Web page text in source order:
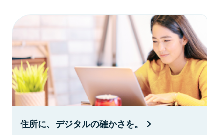
住所に、デジタルの確かさを。